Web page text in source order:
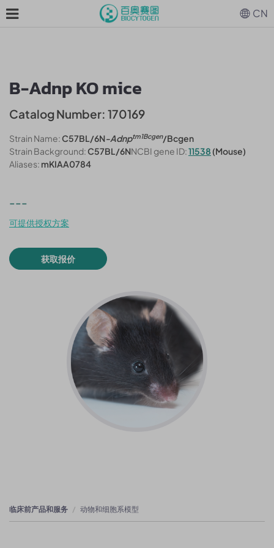
B-Adnp KO mice
Catalog Number: 170169
Strain Name:C57BL/6N-Adnptm1Bcgen/Bcgen
Strain Background:C57BL/6NNCBI gene ID:11538 (Mouse)
Aliases: mKIAA0784
---
可提供授权方案
获取报价
临床前产品和服务 动物和细胞系模型
CN